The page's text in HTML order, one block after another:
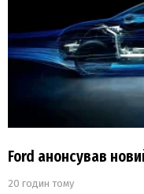
Ford анонсував
20 годин тому